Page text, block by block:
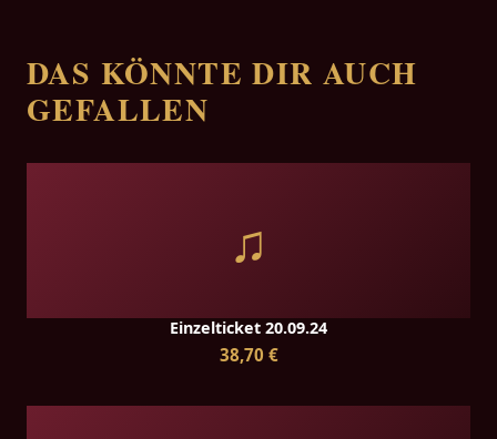
DAS KÖNNTE DIR AUCH
GEFALLEN
♫
Einzelticket 20.09.24
38,70 €